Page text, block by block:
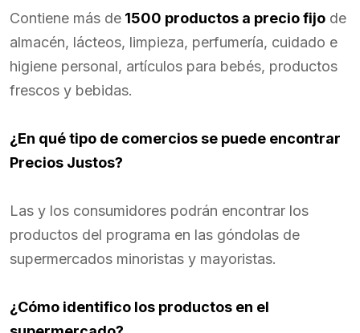
Contiene más de 1500 productos a precio fijo de
almacén, lácteos, limpieza, perfumería, cuidado e
higiene personal, artículos para bebés, productos
frescos y bebidas.
¿En qué tipo de comercios se puede encontrar
Precios Justos?
Las y los consumidores podrán encontrar los
productos del programa en las góndolas de
supermercados minoristas y mayoristas.
¿Cómo identifico los productos en el